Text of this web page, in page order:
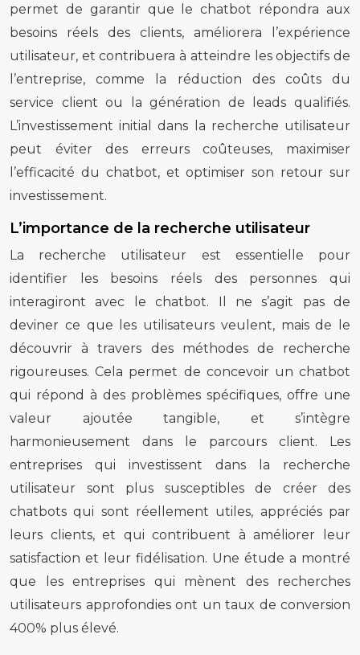
permet de garantir que le chatbot répondra aux
besoins réels des clients, améliorera l’expérience
utilisateur, et contribuera à atteindre les objectifs de
l’entreprise, comme la réduction des coûts du
service client ou la génération de leads qualifiés.
L’investissement initial dans la recherche utilisateur
peut éviter des erreurs coûteuses, maximiser
l’efficacité du chatbot, et optimiser son retour sur
investissement.
L’importance de la recherche utilisateur
La recherche utilisateur est essentielle pour
identifier les besoins réels des personnes qui
interagiront avec le chatbot. Il ne s’agit pas de
deviner ce que les utilisateurs veulent, mais de le
découvrir à travers des méthodes de recherche
rigoureuses. Cela permet de concevoir un chatbot
qui répond à des problèmes spécifiques, offre une
valeur ajoutée tangible, et s’intègre
harmonieusement dans le parcours client. Les
entreprises qui investissent dans la recherche
utilisateur sont plus susceptibles de créer des
chatbots qui sont réellement utiles, appréciés par
leurs clients, et qui contribuent à améliorer leur
satisfaction et leur fidélisation. Une étude a montré
que les entreprises qui mènent des recherches
utilisateurs approfondies ont un taux de conversion
400% plus élevé.